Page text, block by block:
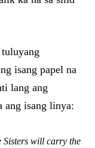
isang papel na
lang ang
ang isang linya:
will carry the